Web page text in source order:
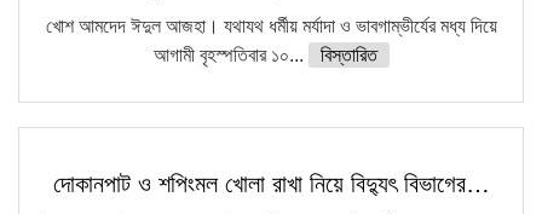
খোশ আমদেদ ঈদুল আজহা। যথাযথ ধর্মীয় মর্যাদা ও ভাবগাম্ভীর্যের মধ্য দিয়ে
আগামী বৃহস্পতিবার ১০...
বিস্তারিত
দোকানপাট ও শপিংমল খোলা রাখা নিয়ে বিদ্যুৎ বিভাগের…